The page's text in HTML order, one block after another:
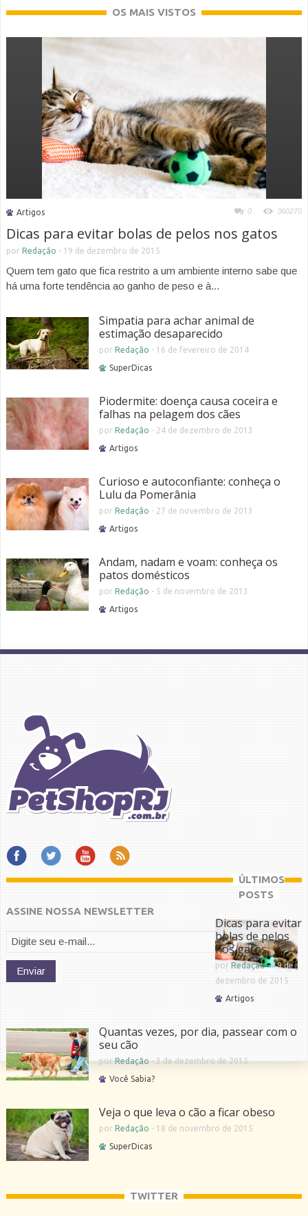
OS MAIS VISTOS
Artigos 0 360270
Dicas para evitar bolas de pelos nos gatos
por Redação - 19 de dezembro de 2015
Quem tem gato que fica restrito a um ambiente interno sabe que
há uma forte tendência ao ganho de peso e à...
Simpatia para achar animal de
estimação desaparecido
por Redação - 16 de fevereiro de 2014
SuperDicas
Piodermite: doença causa coceira e
falhas na pelagem dos cães
por Redação - 24 de dezembro de 2013
Artigos
Curioso e autoconfiante: conheça o
Lulu da Pomerânia
por Redação - 27 de novembro de 2013
Artigos
Andam, nadam e voam: conheça os
patos domésticos
por Redação - 5 de novembro de 2013
Artigos
ASSINE NOSSA NEWSLETTER
ÚLTIMOS
POSTS
Dicas para evitar
bolas de pelos
nos gatos
por Redação-19 de
dezembro de 2015
Artigos
Quantas vezes, por dia, passear com o
seu cão
porRedação-3 de dezembro de 2015
Você Sabia?
Veja o que leva o cão a ficar obeso
por Redação - 18 de novembro de 2015
SuperDicas
TWITTER